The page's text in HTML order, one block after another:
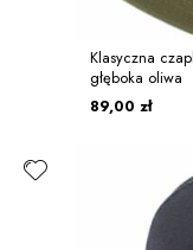
Klasyczna
głęboka oliwa
89,00 zł